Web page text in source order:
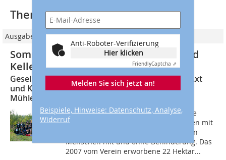
Anti-Roboter-Verifizierung
Hier klicken
FriendlyCaptcha ⇗
Melden Sie sich jetzt an!
Beispiele, Hinweise: Datenschutz, Analyse,
Widerruf
Thematisch passende Artikel:
Ausgabe 07/2018
Sommerbaustelle des Schacht Axt und
Kelle 2018
Gesellinnen- und Gesellenvereinigung Schacht Axt
und Kelle baut vier Bauwagen für den Verein
Mühlenkraft
Der Verein Mühlenkraft e.V. fördert die
persönliche Entwicklung von Menschen mit
Behinderung und das Miteinander von
Menschen mit und ohne Behinderung. Das
2007 vom Verein erworbene 22 Hektar...